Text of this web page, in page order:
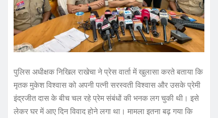
पुलिस अधीक्षक निखिल राखेचा ने प्रेस वार्ता में खुलासा करते बताया कि
मृतक मुकेश विश्वास को अपनी पत्नी सरस्वती विश्वास और उसके प्रेमी
इंद्रजीत दास के बीच चल रहे प्रेम संबंधों की भनक लग चुकी थी। इसे
लेकर घर में आए दिन विवाद होने लगा था। मामला इतना बढ़ गया कि